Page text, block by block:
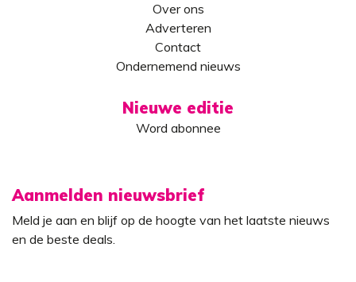
Over ons
Adverteren
Contact
Ondernemend nieuws
Nieuwe editie
Word abonnee
Aanmelden nieuwsbrief
Meld je aan en blijf op de hoogte van het laatste nieuws
en de beste deals.